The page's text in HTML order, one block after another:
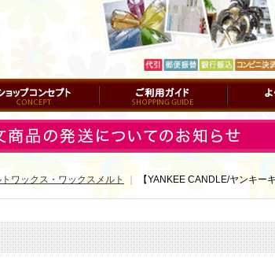
コンセプト ご利用ガイド よくある
トワックス・ワックスメルト 【YANKEE CANDLE/ヤンキ